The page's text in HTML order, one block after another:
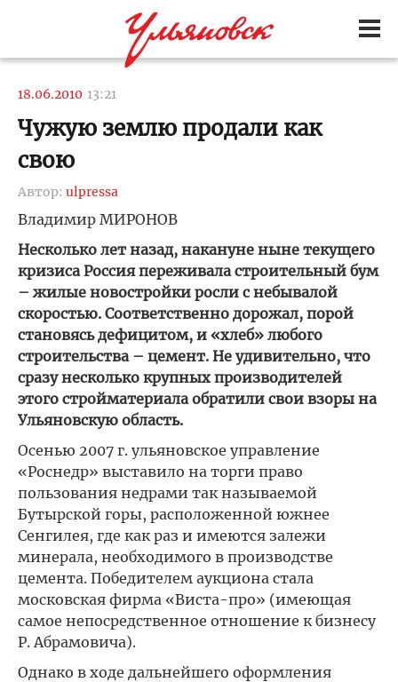
18.06.2010 13:21
Чужую землю продали как
свою
Автор: ulpressa
Владимир МИРОНОВ
Несколько лет назад, накануне ныне текущего
кризиса Россия переживала строительный бум
– жилые новостройки росли с небывалой
скоростью. Соответственно дорожал, порой
становясь дефицитом, и «хлеб» любого
строительства – цемент. Не удивительно, что
сразу несколько крупных производителей
этого стройматериала обратили свои взоры на
Ульяновскую область.
Осенью 2007 г. ульяновское управление
«Роснедр» выставило на торги право
пользования недрами так называемой
Бутырской горы, расположенной южнее
Сенгилея, где как раз и имеются залежи
минерала, необходимого в производстве
цемента. Победителем аукциона стала
московская фирма «Виста-про» (имеющая
самое непосредственное отношение к бизнесу
Р. Абрамовича).
Однако в ходе дальнейшего оформления